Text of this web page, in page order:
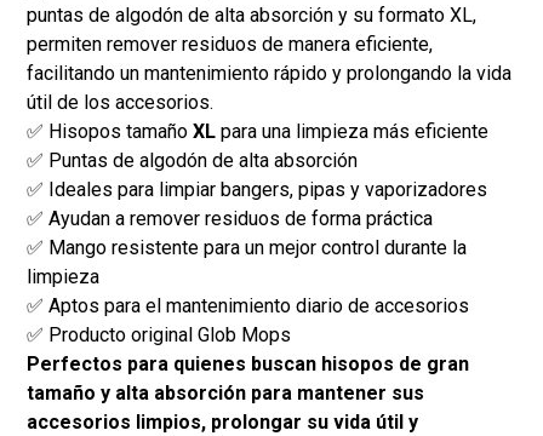
puntas de algodón de alta absorción y su formato XL,
permiten remover residuos de manera eficiente,
facilitando un mantenimiento rápido y prolongando la vida
útil de los accesorios.
✅ Hisopos tamañoXL para una limpieza más eficiente
✅ Puntas de algodón de alta absorción
✅ Ideales para limpiar bangers, pipas y vaporizadores
✅ Ayudan a remover residuos de forma práctica
✅ Mango resistente para un mejor control durante la
limpieza
✅ Aptos para el mantenimiento diario de accesorios
✅ Producto original Glob Mops
Perfectos para quienes buscan hisopos de gran
tamaño y alta absorción para mantener sus
accesorios limpios, prolongar su vida útil y